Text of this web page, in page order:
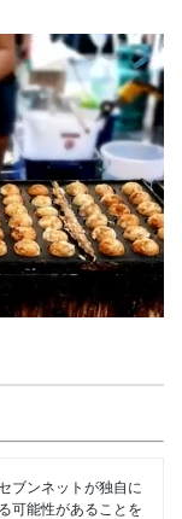
ブンネットが独自に
可能性があることを